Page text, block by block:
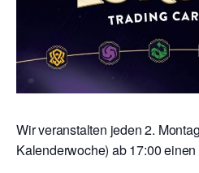
Wir veranstalten jeden 2.
Kalenderwoche) ab 17:00